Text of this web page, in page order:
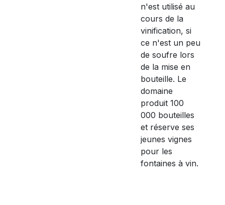
n'est utilisé au
cours de la
vinification, si
ce n'est un peu
de soufre lors
de la mise en
bouteille. Le
domaine
produit 100
000 bouteilles
et réserve ses
jeunes vignes
pour les
fontaines à vin.